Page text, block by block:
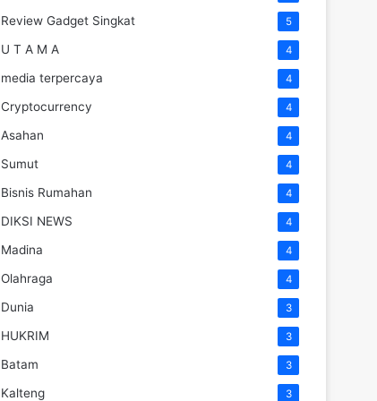
Review Gadget Singkat 5
U T A M A 4
media terpercaya 4
Cryptocurrency 4
Asahan 4
Sumut 4
Bisnis Rumahan 4
DIKSI NEWS 4
Madina 4
Olahraga 4
Dunia 3
HUKRIM 3
Batam 3
Kalteng 3